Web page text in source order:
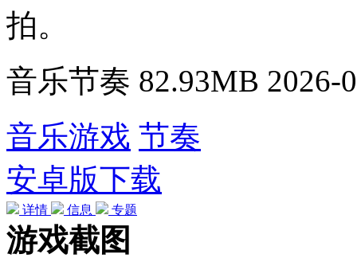
拍。
音乐节奏 82.93MB 2026-
音乐游戏 节奏
安卓版下载
详情 信息 专题
游戏截图